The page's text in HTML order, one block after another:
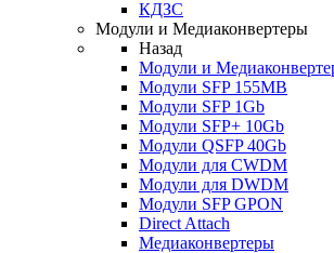
КДЗС
Модули и Медиаконвертеры
Назад
Модули и
Модули SFP 155MB
Модули SFP 1Gb
Модули SFP+ 10Gb
Модули QSFP 40Gb
Модули для CWDM
Модули для DWDM
Модули SFP GPON
Direct Attach
Медиаконвертеры